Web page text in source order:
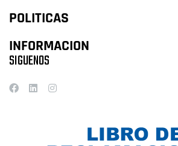
POLITICAS
INFORMACION
SIGUENOS